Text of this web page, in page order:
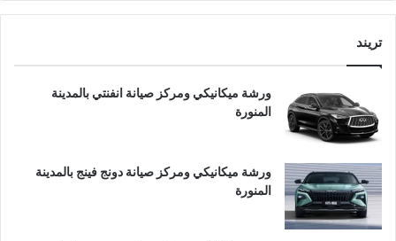
تريند
ورشة ميكانيكي ومركز صيانة انفنتي بالمدينة
المنورة
ورشة ميكانيكي ومركز صيانة دونج فينج بالمدينة
المنورة